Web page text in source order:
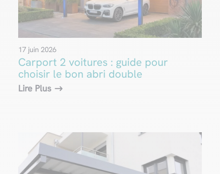
Carport 2 voitures : guide pour
choisir le bon abri double
17 juin 2026
Lire Plus